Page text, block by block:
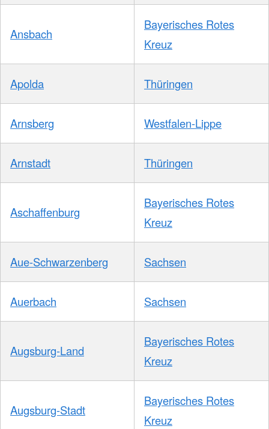
Ansbach
Bayerisches Rotes
Kreuz
Apolda Thüringen
Arnsberg Westfalen-Lippe
Arnstadt Thüringen
Aschaffenburg
Bayerisches Rotes
Kreuz
Aue-Schwarzenberg Sachsen
Auerbach Sachsen
Augsburg-Land
Bayerisches Rotes
Kreuz
Augsburg-Stadt
Bayerisches Rotes
Kreuz